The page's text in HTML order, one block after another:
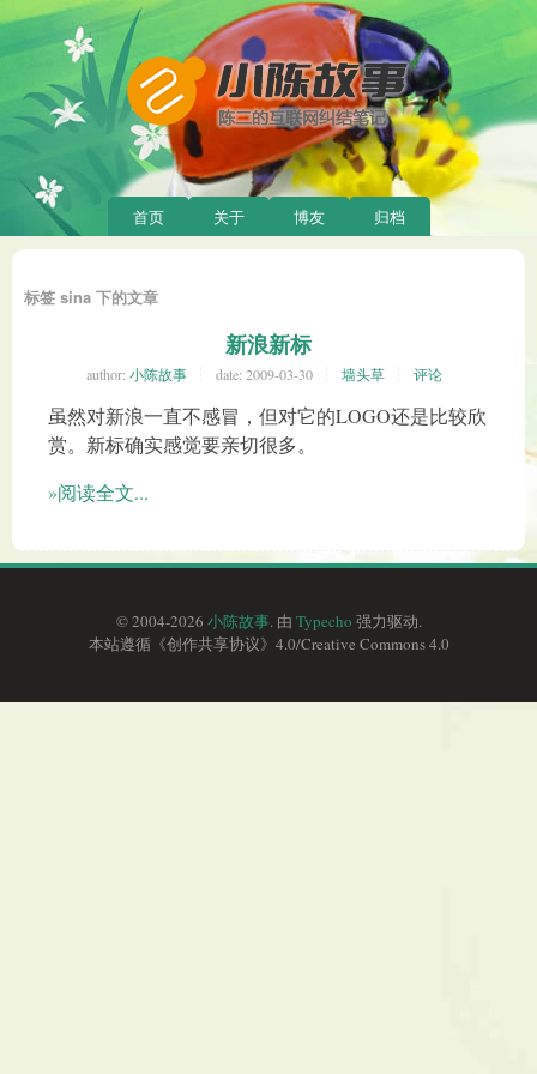
首页 关于 博友 归档
标签 sina 下的文章
新浪新标
author: 小陈故事 date: 2009-03-30 墙头草 评论
虽然对新浪一直不感冒，但对它的LOGO还是比较欣
赏。新标确实感觉要亲切很多。
»阅读全文...
© 2004-2026 小陈故事. 由 Typecho 强力驱动.
本站遵循《创作共享协议》4.0/Creative Commons 4.0